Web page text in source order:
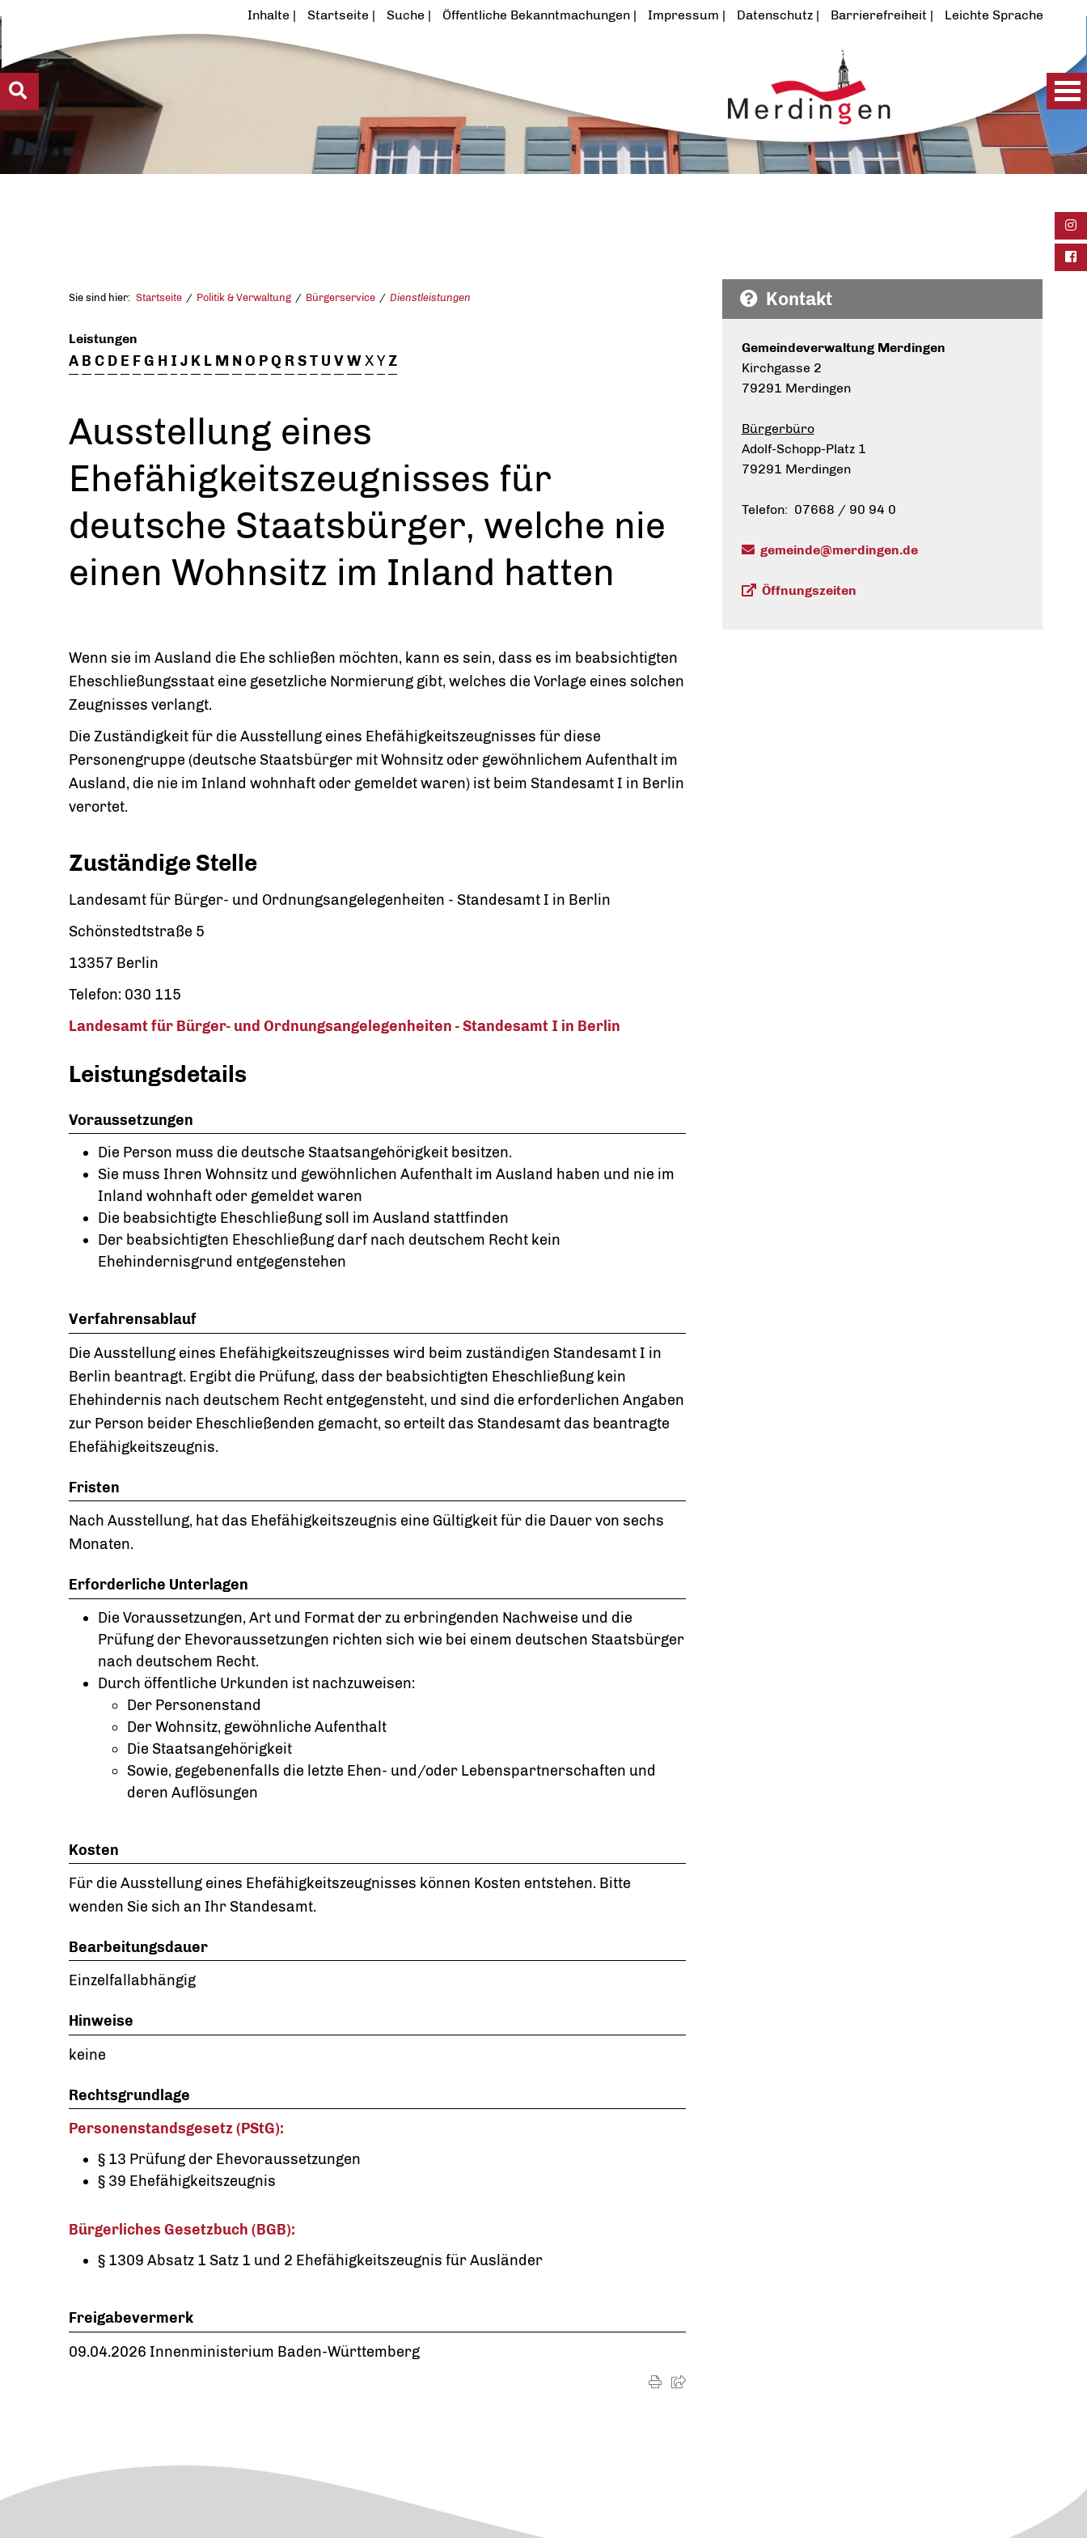
Inhalte Startseite Suche Öffentliche Bekanntmachungen Impressum Datenschutz Barrierefreiheit Leichte Sprache
Sie sind hier: Startseite Politik & Verwaltung Bürgerservice Dienstleistungen
Leistungen
A B C D E FG H I J K L M NO PQ RST U VWXYZ
Ausstellung eines
Ehefähigkeitszeugnisses für
deutsche Staatsbürger, welche nie
einen Wohnsitz im Inland hatten
Wenn sie im Ausland die Ehe schließen möchten, kann es sein, dass es im beabsichtigten
Eheschließungsstaat eine gesetzliche Normierung gibt, welches die Vorlage eines solchen
Zeugnisses verlangt.
Die Zuständigkeit für die Ausstellung eines Ehefähigkeitszeugnisses für diese
Personengruppe (deutsche Staatsbürger mit Wohnsitz oder gewöhnlichem Aufenthalt im
Ausland, die nie im Inland wohnhaft oder gemeldet waren) ist beim Standesamt I in Berlin
verortet.
Zuständige Stelle
Landesamt für Bürger- und Ordnungsangelegenheiten - Standesamt I in Berlin
Schönstedtstraße 5
13357 Berlin
Telefon: 030 115
Landesamt für Bürger- und Ordnungsangelegenheiten - Standesamt I in Berlin
Leistungsdetails
Voraussetzungen
Die Person muss die deutsche Staatsangehörigkeit besitzen.
Sie muss Ihren Wohnsitz und gewöhnlichen Aufenthalt im Ausland haben und nie im
Inland wohnhaft oder gemeldet waren
Die beabsichtigte Eheschließung soll im Ausland stattfinden
Der beabsichtigten Eheschließung darf nach deutschem Recht kein
Ehehindernisgrund entgegenstehen
Verfahrensablauf
Die Ausstellung eines Ehefähigkeitszeugnisses wird beim zuständigen Standesamt I in
Berlin beantragt. Ergibt die Prüfung, dass der beabsichtigten Eheschließung kein
Ehehindernis nach deutschem Recht entgegensteht, und sind die erforderlichen Angaben
zur Person beider Eheschließenden gemacht, so erteilt das Standesamt das beantragte
Ehefähigkeitszeugnis.
Fristen
Nach Ausstellung, hat das Ehefähigkeitszeugnis eine Gültigkeit für die Dauer von sechs
Monaten.
Erforderliche Unterlagen
Die Voraussetzungen, Art und Format der zu erbringenden Nachweise und die
Prüfung der Ehevoraussetzungen richten sich wie bei einem deutschen Staatsbürger
nach deutschem Recht.
Durch öffentliche Urkunden ist nachzuweisen:
Der Personenstand
Der Wohnsitz, gewöhnliche Aufenthalt
Die Staatsangehörigkeit
Sowie, gegebenenfalls die letzte Ehen- und/oder Lebenspartnerschaften und
deren Auflösungen
Kosten
Für die Ausstellung eines Ehefähigkeitszeugnisses können Kosten entstehen. Bitte
wenden Sie sich an Ihr Standesamt.
Bearbeitungsdauer
Einzelfallabhängig
Hinweise
keine
Rechtsgrundlage
Personenstandsgesetz (PStG):
§ 13 Prüfung der Ehevoraussetzungen
§ 39 Ehefähigkeitszeugnis
Bürgerliches Gesetzbuch (BGB):
§ 1309 Absatz 1 Satz 1 und 2 Ehefähigkeitszeugnis für Ausländer
Freigabevermerk
09.04.2026 Innenministerium Baden-Württemberg
Kontakt
Gemeindeverwaltung Merdingen
Kirchgasse 2
79291 Merdingen
Bürgerbüro
Adolf-Schopp-Platz 1
79291 Merdingen
Telefon: 07668 / 90 94 0
gemeinde@merdingen.de
Öffnungszeiten